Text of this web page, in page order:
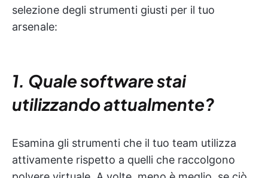
selezione degli strumenti giusti per il tuo
arsenale:
1. Quale software stai
utilizzando attualmente?
Esamina gli strumenti che il tuo team utilizza
attivamente rispetto a quelli che raccolgono